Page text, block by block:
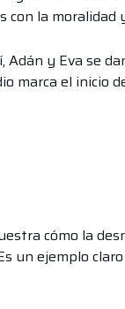
con la moralidad
y Eva se
marca el inicio
cómo la
un ejemplo